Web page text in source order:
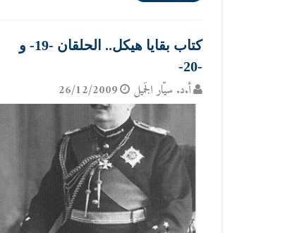
كتاب بقايا هيكل.. الحلقان -19- و
-20-
أ.د. سيّار الجَميل 26/12/2009